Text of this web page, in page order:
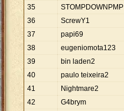
35
STOMPDOWNPMP
36
ScrewY1
37
papi69
38
eugeniomota123
39
bin laden2
40
paulo teixeira2
41
Nightmare2
42
G4brym